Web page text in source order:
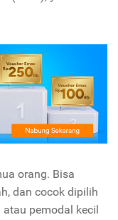
orang. Bisa
dan cocok dipilih
pemodal kecil